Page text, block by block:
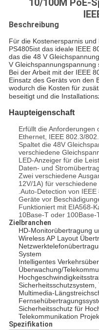
10/100M PoE-
Beschreibung
Für die Kostenersparnis
PS4805ist das ideale IEEE
das die 48 V
V Gleichspannungspannung
Bei der Arbeit mit der IEEE
Einsatz des Geräts von den
wodurch die Kosten für
beseitigt und die
Haupteigenschaft
Erfüllt die Anforderungen
Ethernet, IEEE 802.3/
Spaltet die 48V
verschiedene
LED-Anzeiger für die
Daten- und
Zwei verschiedene
12V/1A) für
.Auto-Detection von
Geräte vor
Funktioniert mit EIA568-
10Base-T oder 100Base-
Zielbranchen
HD-Monitorübertragung
Wireless AP Layout
System
Intelligentes
Überwachung/
Sicherheitsschutzsystem,
Multimedia-
Sicherheitsschutz für
Telekommunikation
Spezifikation